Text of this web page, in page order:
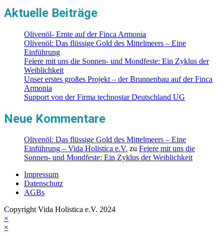
der
auf
der
Finca
Armonia
Aktuelle Beiträge
Olivenöl- Ernte auf der Finca Armonia
Olivenöl: Das flüssige Gold des Mittelmeers – Eine
Einführung
Feiere mit uns die Sonnen- und Mondfeste: Ein Zyklus der
Weiblichkeit
Unser erstes großes Projekt – der Brunnenbau auf der Finca
Armonia
Support von der Firma technostar Deutschland UG
Neue Kommentare
Olivenöl: Das flüssige Gold des Mittelmeers – Eine
Einführung – Vida Holistica e.V. zu Feiere mit uns die
Sonnen- und Mondfeste: Ein Zyklus der Weiblichkeit
Impressum
Datenschutz
AGBs
Copyright Vida Holistica e.V. 2024
×
×